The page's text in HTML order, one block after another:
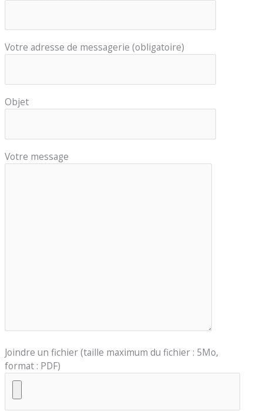
Votre adresse de messagerie (obligatoire)
Objet
Votre message
Joindre un fichier (taille maximum du fichier : 5Mo,
format : PDF)